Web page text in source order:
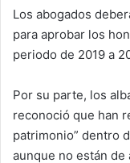
Los abogados
para aprobar los
periodo de 2019 a
Por su parte, los
reconoció que han
patrimonio” dentro
aunque no están